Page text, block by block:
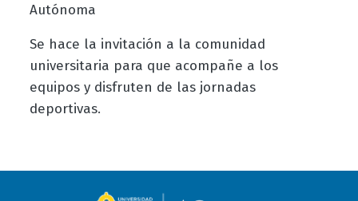
Autónoma
Se hace la invitación a la comunidad
universitaria para que acompañe a los
equipos y disfruten de las jornadas
deportivas.